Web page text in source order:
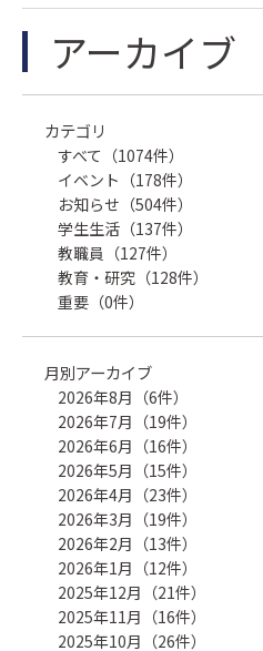
アーカイブ
カテゴリ
すべて（1074件）
イベント（178件）
お知らせ（504件）
学生生活（137件）
教職員（127件）
教育・研究（128件）
重要（0件）
月別アーカイブ
2026年8月（6件）
2026年7月（19件）
2026年6月（16件）
2026年5月（15件）
2026年4月（23件）
2026年3月（19件）
2026年2月（13件）
2026年1月（12件）
2025年12月（21件）
2025年11月（16件）
2025年10月（26件）